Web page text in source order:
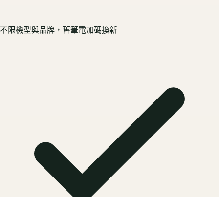
不限機型與品牌，舊筆電加碼換新